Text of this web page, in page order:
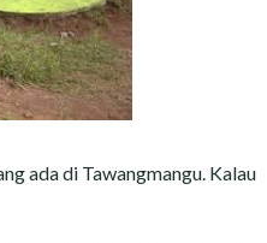
ada di Tawangmangu. Kalau